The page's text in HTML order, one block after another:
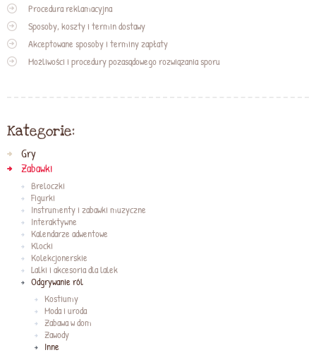
Procedura reklamacyjna
Sposoby, koszty i termin dostawy
Akceptowane sposoby i terminy zapłaty
Możliwości i procedury pozasądowego rozwiązania sporu
Kategorie:
Gry
Zabawki
Breloczki
Figurki
Instrumenty i zabawki muzyczne
Interaktywne
Kalendarze adwentowe
Klocki
Kolekcjonerskie
Lalki i akcesoria dla lalek
Odgrywanie ról
Kostiumy
Moda i uroda
Zabawa w dom
Zawody
Inne